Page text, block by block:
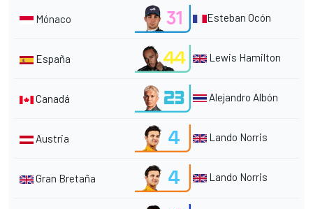
Mónaco Esteban Ocón
España Lewis Hamilton
Canadá Alejandro Albón
Austria Lando Norris
Gran Bretaña Lando Norris